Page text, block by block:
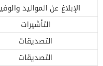
الإبلاغ عن المواليد
التأشيرات
التصديقات
التصديقات